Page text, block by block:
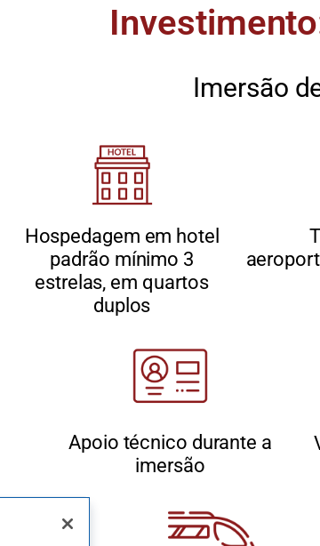
Imersão
Hospedagem em hotel
padrão mínimo 3
estrelas, em quartos
duplos
Apoio técnico durante a
imersão